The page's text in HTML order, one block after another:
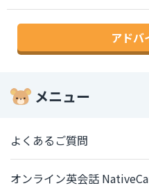
アドバ
メニュー
よくあるご質問
オンライン英会話